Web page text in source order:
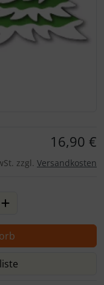
16,90 €
zzgl. Versandkosten